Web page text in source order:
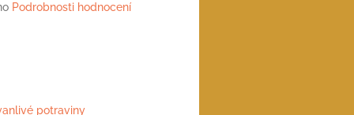
Podrobnosti hodnocení
potraviny